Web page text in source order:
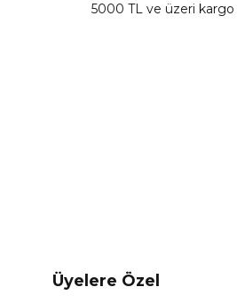
5000 TL ve üzeri kargo
Üyelere Özel